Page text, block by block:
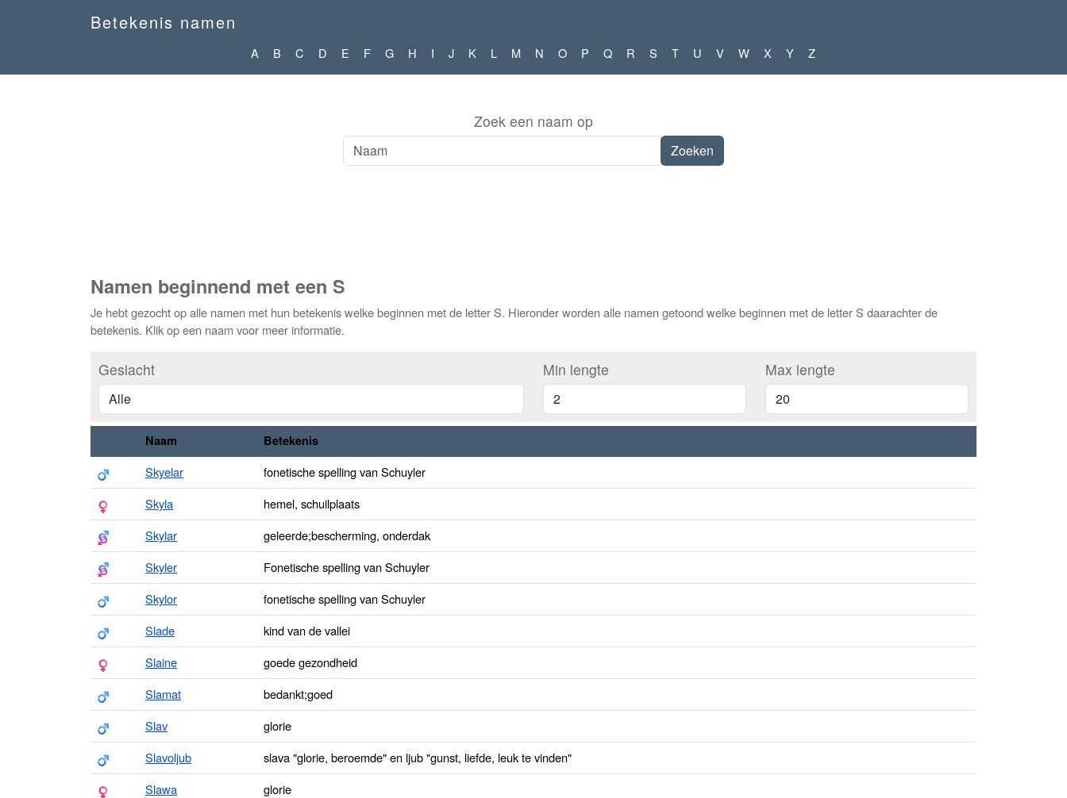
Betekenis namen
A B C D E F G H I J K L M N O P Q R S T U V W X Y Z
Zoek een naam op
Namen beginnend met een S
Je hebt gezocht op alle namen met hun betekenis welke beginnen met de letter S. Hieronder worden alle namen getoond welke beginnen met de letter S daarachter de
betekenis. Klik op een naam voor meer informatie.
Geslacht Min lengte Max lengte
Naam Betekenis
Skyelar
fonetische spelling van Schuyler
Skyla
hemel, schuilplaats
Skylar
geleerde;bescherming, onderdak
Skyler
Fonetische spelling van Schuyler
Skylor
fonetische spelling van Schuyler
Slade
kind van de vallei
Slaine
goede gezondheid
Slamat
bedankt;goed
Slav
glorie
Slavoljub
slava "glorie, beroemde" en ljub "gunst, liefde, leuk te vinden"
Slawa
glorie